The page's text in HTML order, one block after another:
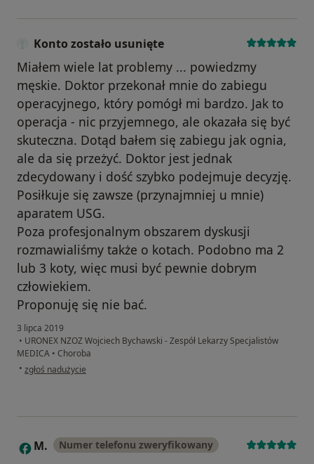
Konto zostało usunięte
Miałem wiele lat problemy ... powiedzmy
męskie. Doktor przekonał mnie do zabiegu
operacyjnego, który pomógł mi bardzo. Jak to
operacja - nic przyjemnego, ale okazała się być
skuteczna. Dotąd bałem się zabiegu jak ognia,
ale da się przeżyć. Doktor jest jednak
zdecydowany i dość szybko podejmuje decyzję.
Posiłkuje się zawsze (przynajmniej u mnie)
aparatem USG.
Poza profesjonalnym obszarem dyskusji
rozmawialiśmy także o kotach. Podobno ma 2
lub 3 koty, więc musi być pewnie dobrym
człowiekiem.
Proponuję się nie bać.
3 lipca 2019
• URONEX NZOZ Wojciech Bychawski - Zespół Lekarzy Specjalistów
MEDICA • Choroba
• w opinii użytkownika Konto zostało usunięte
zgłoś nadużycie
M M. Numer telefonu zweryfikowany